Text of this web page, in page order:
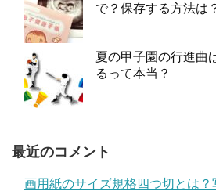
で？保存する方法は
夏の甲子園の行進曲
るって本当？
最近のコメント
画用紙のサイズ規格四つ切とは？